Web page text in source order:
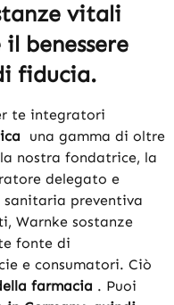
vitali
benessere
fiducia.
te integratori
una gamma di oltre
nostra fondatrice, la
delegato e
sanitaria preventiva
Warnke sostanze
fonte di
e consumatori. Ciò
farmacia . Puoi